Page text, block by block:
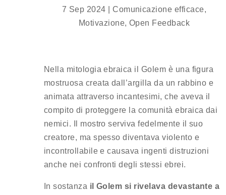
7 Sep 2024 |Comunicazione efficace,
Motivazione, Open Feedback
Nella mitologia ebraica il Golem è una figura
mostruosa creata dall’argilla da un rabbino e
animata attraverso incantesimi, che aveva il
compito di proteggere la comunità ebraica dai
nemici. Il mostro serviva fedelmente il suo
creatore, ma spesso diventava violento e
incontrollabile e causava ingenti distruzioni
anche nei confronti degli stessi ebrei.
In sostanza il Golem si rivelava devastante a